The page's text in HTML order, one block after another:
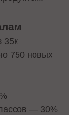
35к
750 новых
— 30%